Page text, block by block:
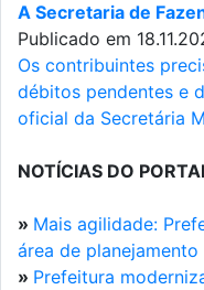
A Secretaria de
Publicado em
Os contribuintes
débitos pendentes e
oficial da Secretária
NOTÍCIAS DO
» Mais agilidade:
área de planejamento
» Prefeitura